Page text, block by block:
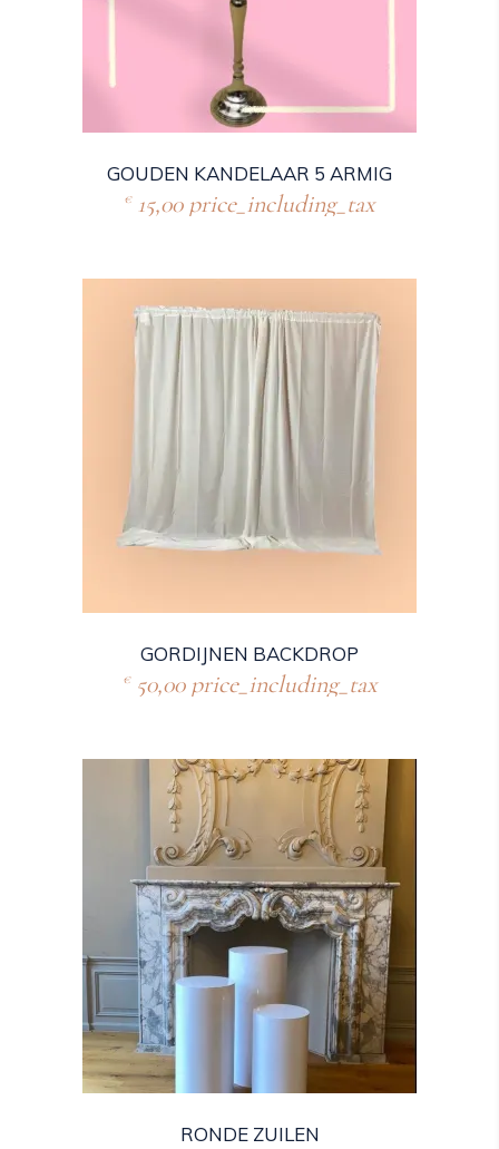
GOUDEN KANDELAAR 5 ARMIG
€15,00 price_including_tax
GORDIJNEN BACKDROP
€50,00 price_including_tax
RONDE ZUILEN